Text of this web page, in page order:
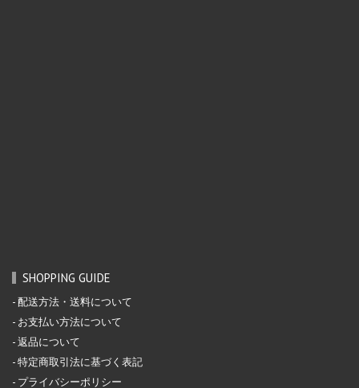
SHOPPING GUIDE
配送方法・送料について
お支払い方法について
返品について
特定商取引法に基づく表記
プライバシーポリシー